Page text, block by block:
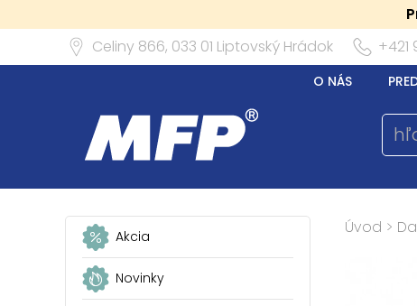
Celiny 866, 033 01 Liptovský Hrádok +421
O NÁS
Akcia
Novinky
Úvod >